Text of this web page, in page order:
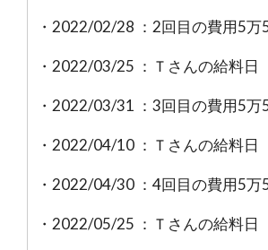
・2022/02/28 ：2回目の費用5万
・2022/03/25 ：Ｔさんの給料日
・2022/03/31 ：3回目の費用5万
・2022/04/10 ：Ｔさんの給料日
・2022/04/30 ：4回目の費用5万
・2022/05/25 ：Ｔさんの給料日